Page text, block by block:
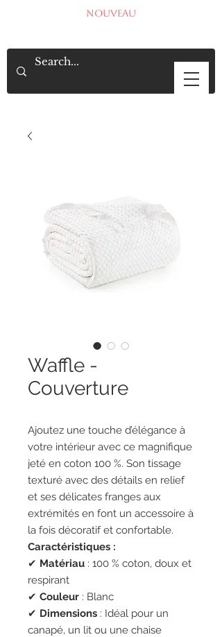
NOUVEAU
Waffle -
Couverture
Ajoutez une touche d’élégance à
votre intérieur avec ce magnifique
jeté en coton 100 %. Son tissage
texturé avec des détails en relief
et ses délicates franges aux
extrémités en font un accessoire à
la fois décoratif et confortable.
Caractéristiques :
✔ Matériau : 100 % coton, doux et
respirant
✔ Couleur : Blanc
✔ Dimensions : Idéal pour un
canapé, un lit ou une chaise